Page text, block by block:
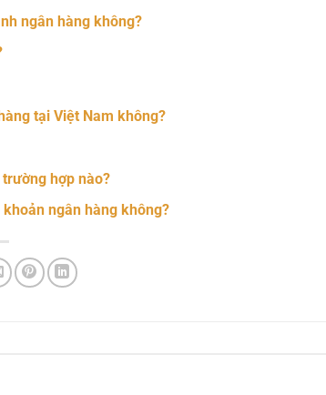
ngân hàng không?
tại Việt Nam không?
hợp nào?
ngân hàng không?